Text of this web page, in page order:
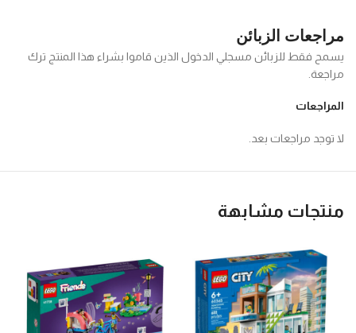
مراجعات الزبائن
المراجعات
لا توجد مراجعات بعد.
يسمح فقط للزبائن مسجلي الدخول الذين قاموا بشراء هذا المنتج ترك
مراجعة.
منتجات مشابهة